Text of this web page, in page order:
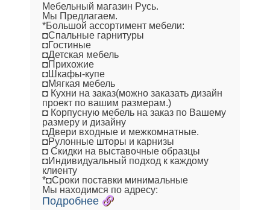
Мебельный магазин Русь.
Мы Предлагаем.
*Большой ассортимент мебели:
◘Спальные гарнитуры
◘Гостиные
◘Детская мебель
◘Прихожие
◘Шкафы-купе
◘Мягкая мебель
◘ Кухни на заказ(можно заказать дизайн
проект по вашим размерам.)
◘ Корпусную мебель на заказ по Вашему
размеру и дизайну
◘Двери входные и межкомнатные.
◘Рулонные шторы и карнизы
◘ Скидки на выставочные образцы
◘Индивидуальный подход к каждому
клиенту
*◘Сроки поставки минимальные
Мы находимся по адресу:
Подробнее